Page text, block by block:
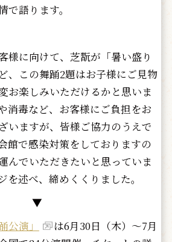
で語ります。
様に向けて、芝翫が「暑い盛り
、この舞踊2題はお子様にご見物
お楽しみいただけるかと思いま
消毒など、お客様にご負担をお
いますが、皆様ご協力のうえで
館で感染対策をしておりますの
んでいただきたいと思っていま
を述べ、締めくくりました。
▼
公演」
は6月30日（木）～7月